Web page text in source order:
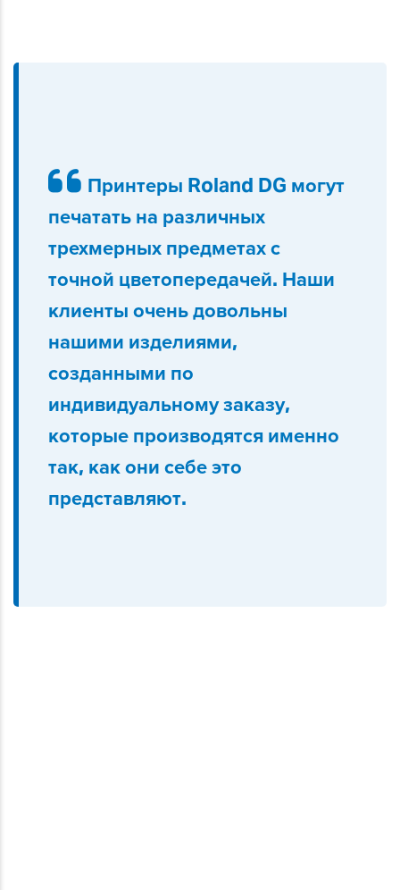
Принтеры Roland DG могут
печатать на различных
трехмерных предметах с
точной цветопередачей. Наши
клиенты очень довольны
нашими изделиями,
созданными по
индивидуальному заказу,
которые производятся именно
так, как они себе это
представляют.